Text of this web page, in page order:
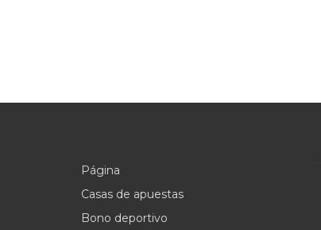
Página
Casas de apuestas
Bono deportivo